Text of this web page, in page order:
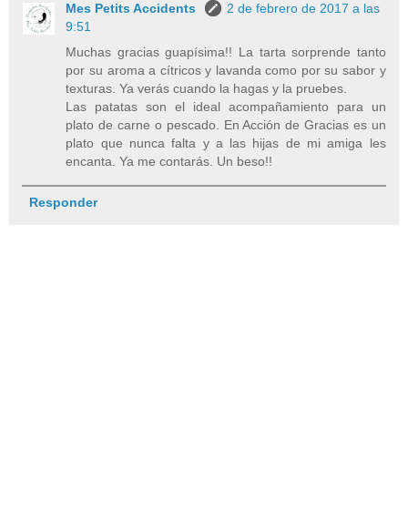
Mes Petits Accidents
2 de febrero de 2017 a las
9:51
Muchas gracias guapísima!! La tarta sorprende tanto
por su aroma a cítricos y lavanda como por su sabor y
texturas. Ya verás cuando la hagas y la pruebes.
Las patatas son el ideal acompañamiento para un
plato de carne o pescado. En Acción de Gracias es un
plato que nunca falta y a las hijas de mi amiga les
encanta. Ya me contarás. Un beso!!
Responder